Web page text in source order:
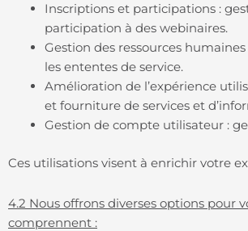
Inscriptions et participations :
participation à des webinaires.
Gestion des ressources
les ententes de service.
Amélioration de l’expérience
et fourniture de services et
Gestion de compte utilisateur :
Ces utilisations visent à enrichir votre
4.2 Nous offrons diverses options pour
comprennent :